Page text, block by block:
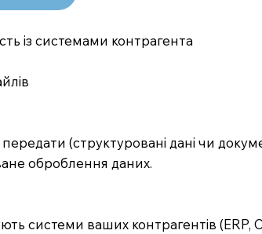
із системами контрагента
(структуровані дані чи
оброблення даних.
системи ваших контрагентів (ERP,